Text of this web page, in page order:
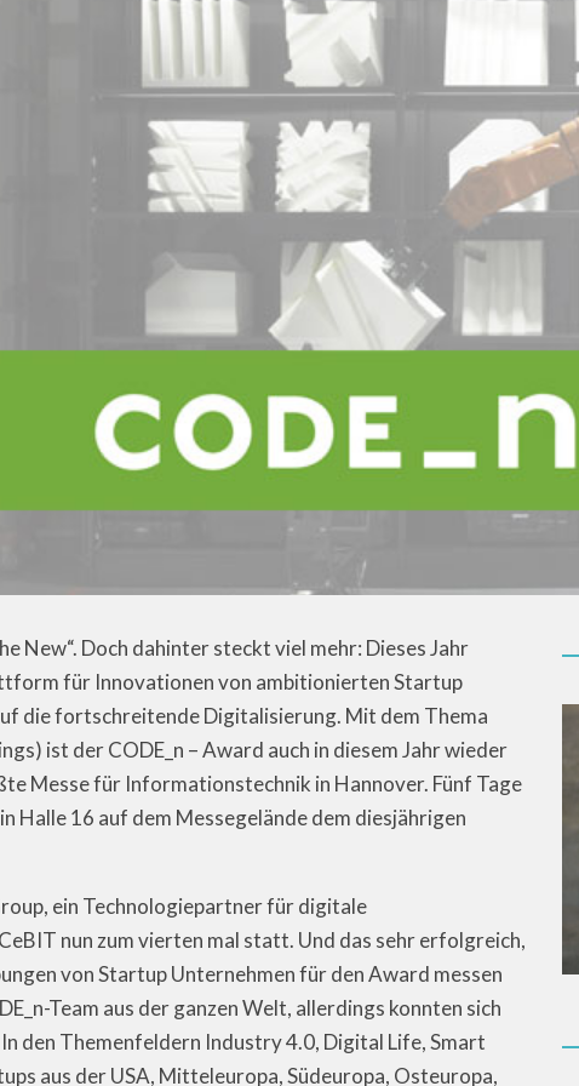
New“. Doch dahinter steckt viel mehr: Dieses Jahr
für Innovationen von ambitionierten Startup
die fortschreitende Digitalisierung. Mit dem Thema
ist der CODE_n – Award auch in diesem Jahr wieder
Messe für Informationstechnik in Hannover. Fünf Tage
Halle 16 auf dem Messegelände dem diesjährigen
ein Technologiepartner für digitale
nun zum vierten mal statt. Und das sehr erfolgreich,
von Startup Unternehmen für den Award messen
Team aus der ganzen Welt, allerdings konnten sich
den Themenfeldern Industry 4.0, Digital Life, Smart
aus der USA, Mitteleuropa, Südeuropa, Osteuropa,